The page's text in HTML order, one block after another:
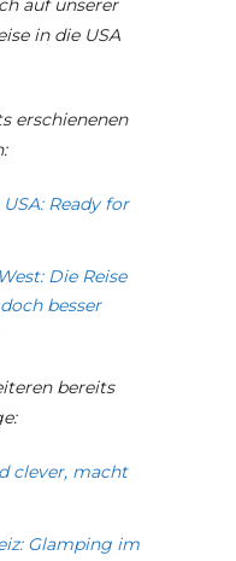
auf unserer
in die USA
erschienenen
Ready for
Die Reise
besser
bereits
clever, macht
Glamping im